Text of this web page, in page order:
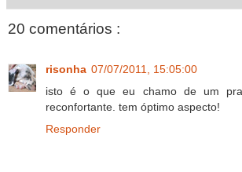
20 comentários :
risonha 07/07/2011, 15:05:00
isto é o que eu chamo de um
reconfortante. tem óptimo aspecto!
Responder